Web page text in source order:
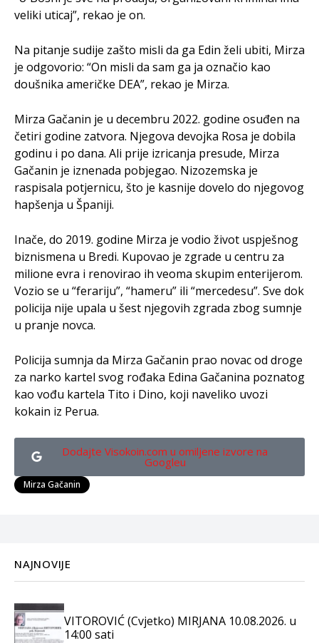
veliki uticaj”, rekao je on.
Na pitanje sudije zašto misli da ga Edin želi ubiti, Mirza
je odgovorio: “On misli da sam ga ja označio kao
doušnika američke DEA”, rekao je Mirza.
Mirza Gačanin je u decembru 2022. godine osuđen na
četiri godine zatvora. Njegova devojka Rosa je dobila
godinu i po dana. Ali prije izricanja presude, Mirza
Gačanin je iznenada pobjegao. Nizozemska je
raspisala potjernicu, što je kasnije dovelo do njegovog
hapšenja u Španiji.
Inače, do 2019. godine Mirza je vodio život uspješnog
biznismena u Bredi. Kupovao je zgrade u centru za
milione evra i renovirao ih veoma skupim enterijerom.
Vozio se u “ferariju”, “hameru” ili “mercedesu”. Sve dok
policija nije upala u šest njegovih zgrada zbog sumnje
u pranje novca.
Policija sumnja da Mirza Gačanin prao novac od droge
za narko kartel svog rođaka Edina Gačanina poznatog
kao vođu kartela Tito i Dino, koji naveliko uvozi
kokain iz Perua.
Dodajte Visokoin.com u omiljene izvore na
Googleu
Mirza Gačanin
NAJNOVIJE
VITOROVIĆ (Cvjetko) MIRJANA 10.08.2026. u
14:00 sati